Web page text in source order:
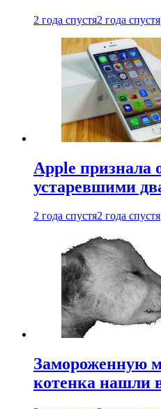
2 года спустя2 года спустя
Apple признала
устаревшими
2 года спустя2 года спустя
Замороженную
котенка нашли